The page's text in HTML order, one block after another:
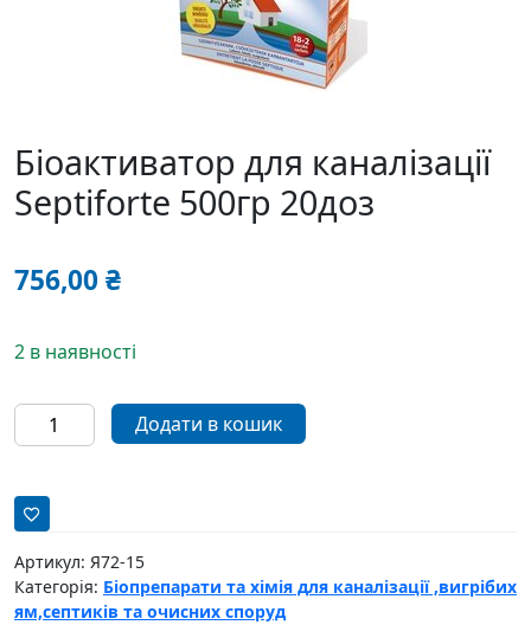
Біоактиватор для каналізації
Septiforte 500гр 20доз
756,00₴
2 в наявності
Біоактиватор
для
Septiforte
500гр
20доз
кількість
Додати в кошик
Артикул: Я72-15
Категорія: Біопрепарати та хімія для каналізації ,вигрібих
ям,септиків та очисних споруд